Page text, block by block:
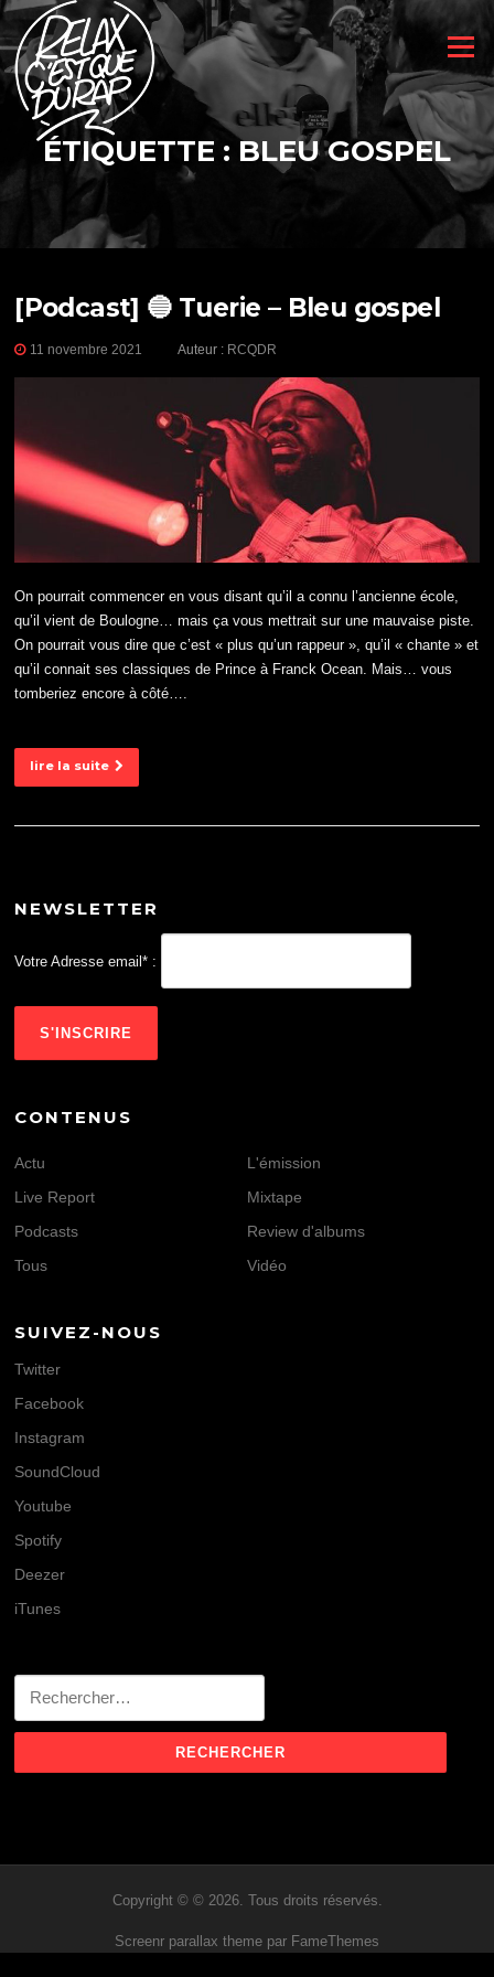
Aller
au
contenu
Menu
ÉTIQUETTE : BLEU GOSPEL
[Podcast] 🔵 Tuerie – Bleu gospel
11 novembre 2021 Auteur : RCQDR
On pourrait commencer en vous disant qu’il a connu l’ancienne école,
qu’il vient de Boulogne… mais ça vous mettrait sur une mauvaise piste.
On pourrait vous dire que c’est « plus qu’un rappeur », qu’il « chante » et
qu’il connait ses classiques de Prince à Franck Ocean. Mais… vous
tomberiez encore à côté….
lire la suite
NEWSLETTER
Votre Adresse email* :
CONTENUS
Actu
L'émission
Live Report
Mixtape
Podcasts
Review d'albums
Tous
Vidéo
SUIVEZ-NOUS
Twitter
Facebook
Instagram
SoundCloud
Youtube
Spotify
Deezer
iTunes
Copyright © © 2026. Tous droits réservés.
Screenr parallax theme par FameThemes